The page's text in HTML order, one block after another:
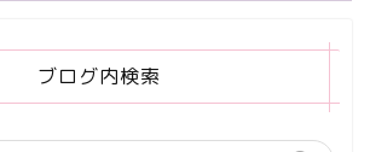
ブログ内検索